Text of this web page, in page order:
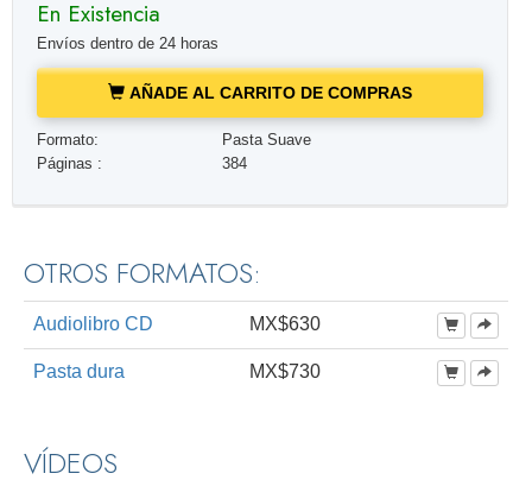
En Existencia
Envíos dentro de 24 horas
AÑADE AL CARRITO DE COMPRAS
Formato:
Pasta Suave
Páginas :
384
OTROS FORMATOS:
Audiolibro CD MX$630
Pasta dura MX$730
VÍDEOS